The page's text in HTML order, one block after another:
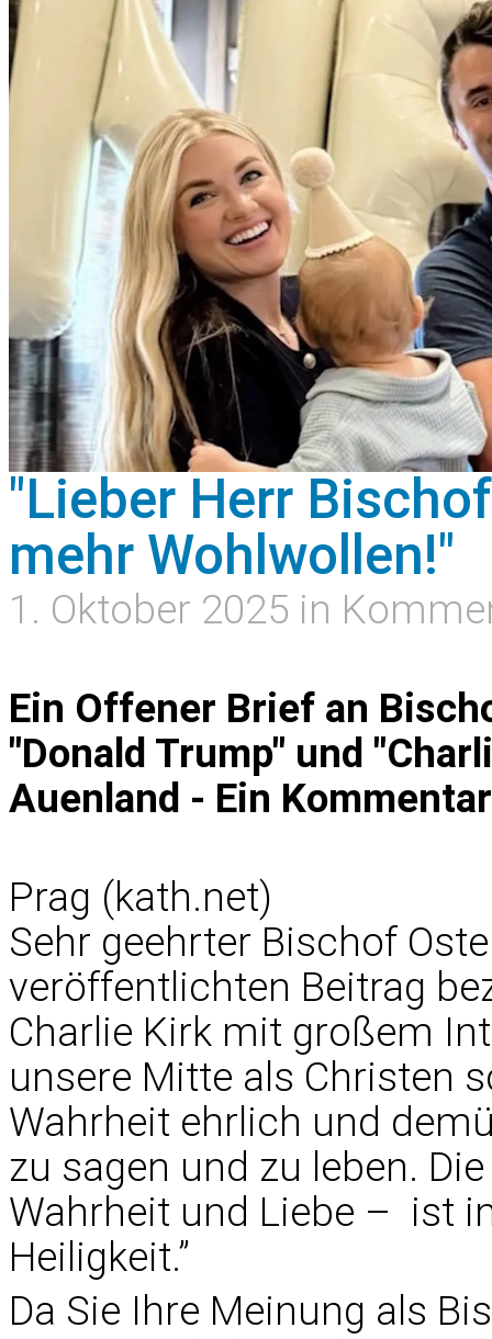
"Lieber Herr
mehr Wohlwollen!"
1. Oktober 2025 in
Ein Offener Brief an
"Donald Trump" und
Auenland - Ein
Prag (kath.net)
Sehr geehrter Bischof
veröffentlichten Beitrag
Charlie Kirk mit großem
unsere Mitte als Christen
Wahrheit ehrlich und
zu sagen und zu leben.
Wahrheit und Liebe – ist
Heiligkeit.”
Da Sie Ihre Meinung als